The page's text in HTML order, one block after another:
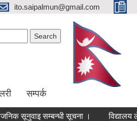
ito.saipalmun@gmail.com
सम्पर्क
सूनुवाइ सम्बन्धी सूचना । विद्यालय